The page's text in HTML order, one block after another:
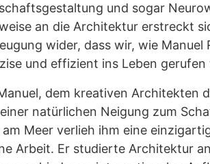
und sogar
an die Architektur erstreckt
wider, dass wir, wie Manuel
und effizient ins Leben gerufen
dem kreativen Architekten
natürlichen Neigung zum
Meer verlieh ihm eine
Arbeit. Er studierte Architektur